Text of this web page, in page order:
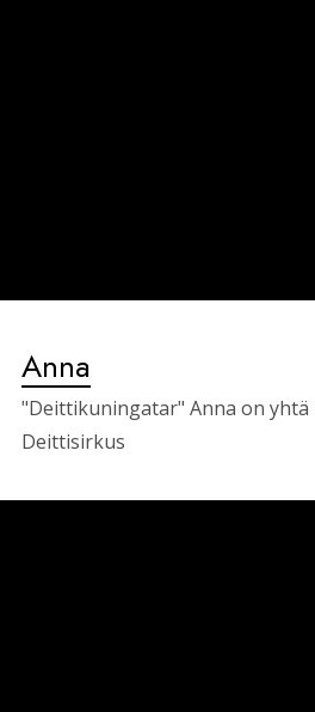
Anna
"Deittikuningatar" Anna on yhtä
Deittisirkus